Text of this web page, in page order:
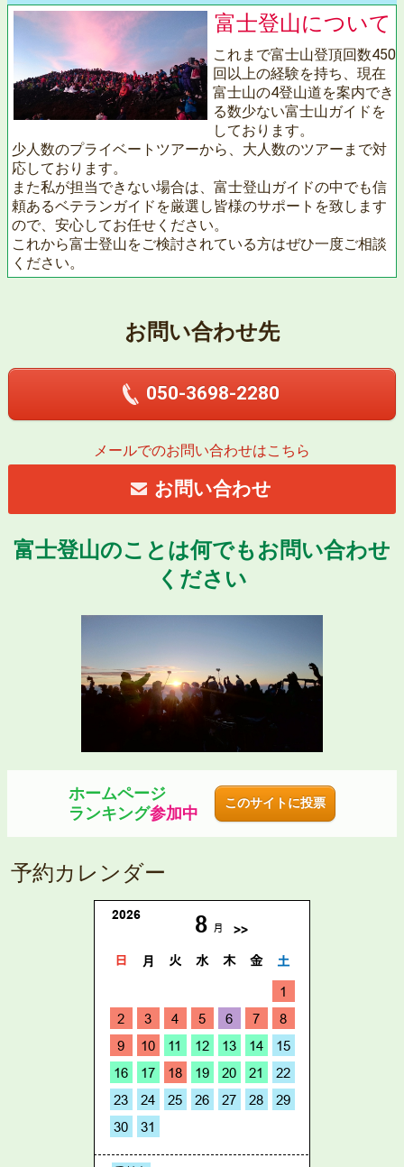
富士登山について
これまで富士山登頂回数450
回以上の経験を持ち、現在
富士山の4登山道を案内でき
る数少ない富士山ガイドを
しております。
少人数のプライベートツアーから、大人数のツアーまで対
応しております。
また私が担当できない場合は、富士登山ガイドの中でも信
頼あるベテランガイドを厳選し皆様のサポートを致します
ので、安心してお任せください。
これから富士登山をご検討されている方はぜひ一度ご相談
ください。
お問い合わせ先
050-3698-2280
メールでのお問い合わせはこちら
お問い合わせ
富士登山のことは何でもお問い合わせ
ください
ホームページ
ランキング参加中
このサイトに投票
予約カレンダー